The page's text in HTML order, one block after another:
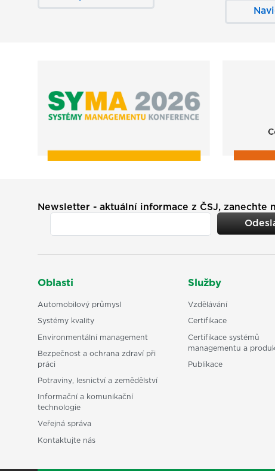
Newsletter - aktuální informace z ČSJ, zanechte
Oblasti
Automobilový průmysl
Systémy kvality
Environmentální management
Bezpečnost a ochrana zdraví při
práci
Potraviny, lesnictví a zemědělství
Informační a komunikační
technologie
Veřejná správa
Kontaktujte nás
Služby
Vzdělávání
Certifikace
Certifikace systémů
managementu a
Publikace